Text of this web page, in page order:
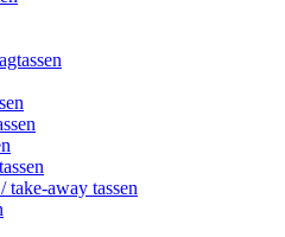
take-away tassen